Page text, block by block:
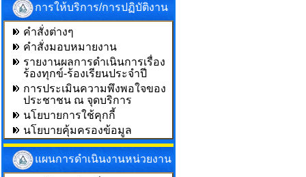
การให้บริการ/การปฏิบัติงาน
คำสั่งต่างๆ
คำสั่งมอบหมายงาน
รายงานผลการดำเนินการเรื่อง
ร้องทุกข์-ร้องเรียนประจำปี
การประเมินความพึงพอใจของ
ประชาชน ณ จุดบริการ
นโยบายการใช้คุกกี้
นโยบายคุ้มครองข้อมูล
แผนการดำเนินงานหน่วยงาน